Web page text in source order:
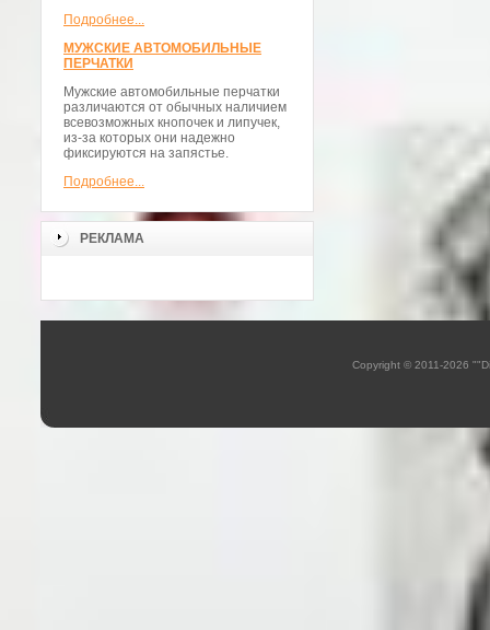
Подробнее...
МУЖСКИЕ АВТОМОБИЛЬНЫЕ
ПЕРЧАТКИ
Мужские автомобильные перчатки
различаются от обычных наличием
всевозможных кнопочек и липучек,
из-за которых они надежно
фиксируются на запястье.
Подробнее...
РЕКЛАМА
Copyright © 2011-2026